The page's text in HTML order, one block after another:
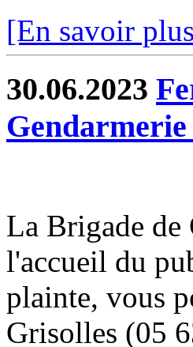
[En savoir
30.06.2023
La Brigade de
l'accueil du
plainte, vous
Grisolles (05